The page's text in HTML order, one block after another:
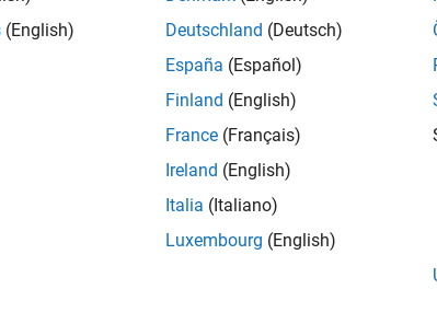
(English)
Deutschland (Deutsch)
España (Español)
Finland (English)
France (Français)
Ireland (English)
Italia (Italiano)
Luxembourg (English)